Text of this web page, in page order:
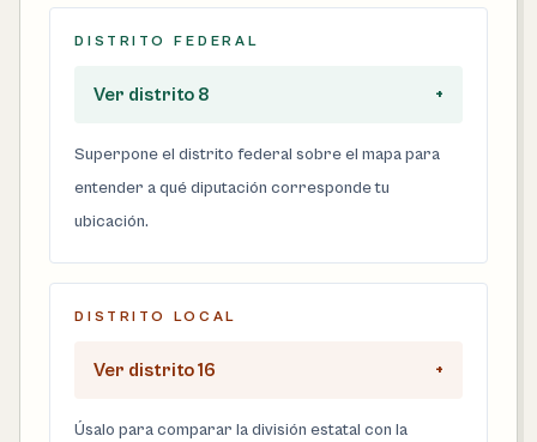
DISTRITO FEDERAL
Ver distrito 8 +
Superpone el distrito federal sobre el mapa para
entender a qué diputación corresponde tu
ubicación.
DISTRITO LOCAL
Ver distrito 16 +
Úsalo para comparar la división estatal con la